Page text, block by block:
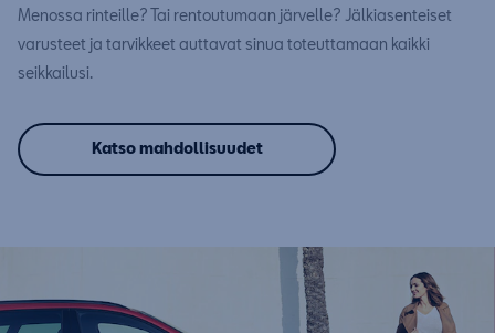
Menossa rinteille? Tai rentoutumaan järvelle? Jälkiasenteiset
varusteet ja tarvikkeet auttavat sinua toteuttamaan kaikki
seikkailusi.
Katso mahdollisuudet